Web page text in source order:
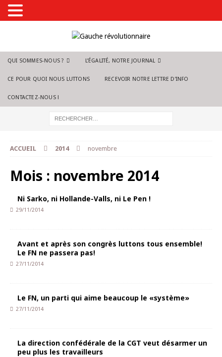
QUI SOMMES-NOUS ? L’ÉGALITÉ, NOTRE JOURNAL
CE POUR QUOI NOUS LUTTONS RECEVOIR NOTRE LETTRE D’INFO
CONTACTEZ-NOUS !
ACCUEIL 2014 novembre
Mois : novembre 2014
Ni Sarko, ni Hollande-Valls, ni Le Pen !
29/11/2014
Avant et après son congrès luttons tous ensemble!
Le FN ne passera pas!
27/11/2014
Le FN, un parti qui aime beaucoup le «système»
27/11/2014
La direction confédérale de la CGT veut désarmer un
peu plus les travailleurs